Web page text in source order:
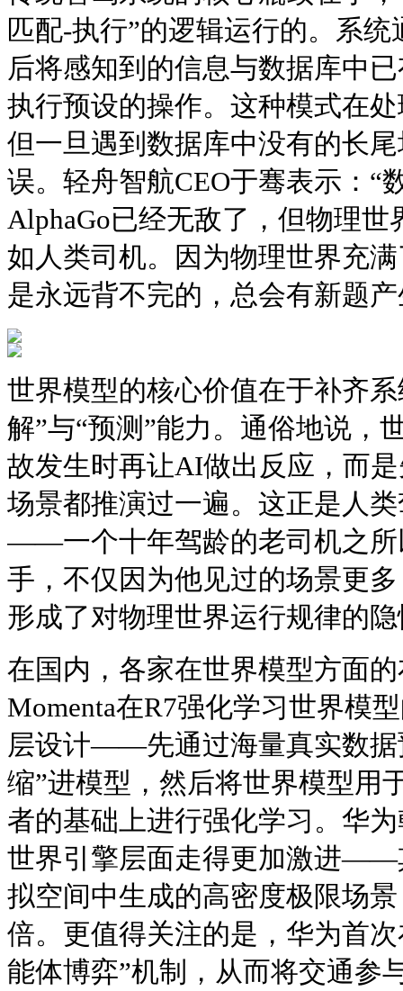
匹配-执行”的逻辑运行的。系
后将感知到的信息与数据库中
执行预设的操作。这种模式在
但一旦遇到数据库中没有的长
误。轻舟智航CEO于骞表示：“
AlphaGo已经无敌了，但物理
如人类司机。因为物理世界充
是永远背不完的，总会有新题产
世界模型的核心价值在于补齐
解”与“预测”能力。通俗地说，
故发生时再让AI做出反应，而
场景都推演过一遍。这正是人
——一个十年驾龄的老司机之所
手，不仅因为他见过的场景更
形成了对物理世界运行规律的
在国内，各家在世界模型方面
Momenta在R7强化学习世界模
层设计——先通过海量真实数据
缩”进模型，然后将世界模型用
者的基础上进行强化学习。华
世界引擎层面走得更加激进——
拟空间中生成的高密度极限场
倍。更值得关注的是，华为首
能体博弈”机制，从而将交通参